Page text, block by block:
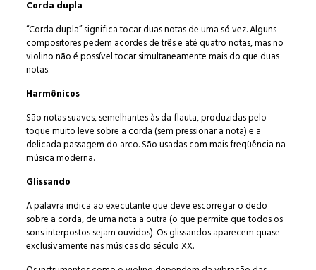
Corda dupla
“Corda dupla” significa tocar duas notas de uma só vez. Alguns
compositores pedem acordes de três e até quatro notas, mas no
violino não é possível tocar simultaneamente mais do que duas
notas.
Harmônicos
São notas suaves, semelhantes às da flauta, produzidas pelo
toque muito leve sobre a corda (sem pressionar a nota) e a
delicada passagem do arco. São usadas com mais freqüência na
música moderna.
Glissando
A palavra indica ao executante que deve escorregar o dedo
sobre a corda, de uma nota a outra (o que permite que todos os
sons interpostos sejam ouvidos). Os glissandos aparecem quase
exclusivamente nas músicas do século XX.